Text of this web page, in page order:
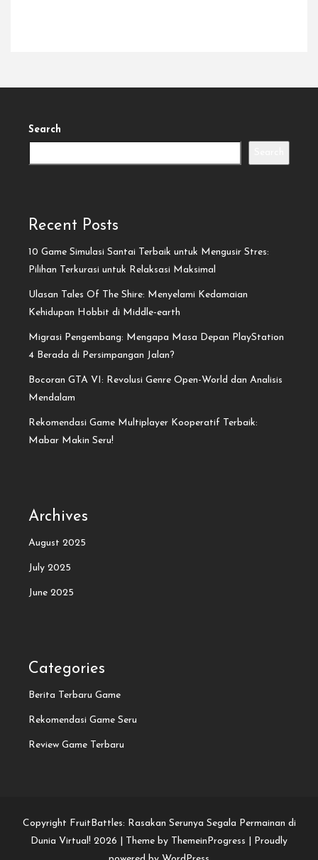
Search
Recent Posts
10 Game Simulasi Santai Terbaik untuk Mengusir Stres:
Pilihan Terkurasi untuk Relaksasi Maksimal
Ulasan Tales Of The Shire: Menyelami Kedamaian
Kehidupan Hobbit di Middle-earth
Migrasi Pengembang: Mengapa Masa Depan PlayStation
4 Berada di Persimpangan Jalan?
Bocoran GTA VI: Revolusi Genre Open-World dan Analisis
Mendalam
Rekomendasi Game Multiplayer Kooperatif Terbaik:
Mabar Makin Seru!
Archives
August 2025
July 2025
June 2025
Categories
Berita Terbaru Game
Rekomendasi Game Seru
Review Game Terbaru
Copyright FruitBattles: Rasakan Serunya Segala Permainan di
Dunia Virtual! 2026 |
Theme by ThemeinProgress
Proudly